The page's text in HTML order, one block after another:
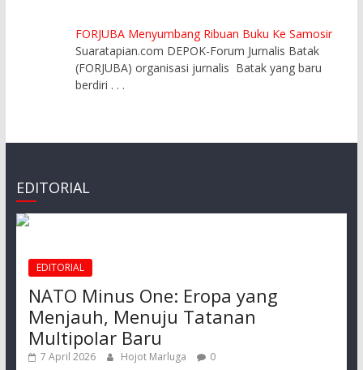
FORJUBA Menyumbang Ribuan Buku Ke Samosir
Suaratapian.com DEPOK-Forum Jurnalis Batak
(FORJUBA) organisasi jurnalis Batak yang baru
berdiri . . .
EDITORIAL
EDITORIAL
NATO Minus One: Eropa yang
Menjauh, Menuju Tatanan
Multipolar Baru
7 April 2026 Hojot Marluga 0